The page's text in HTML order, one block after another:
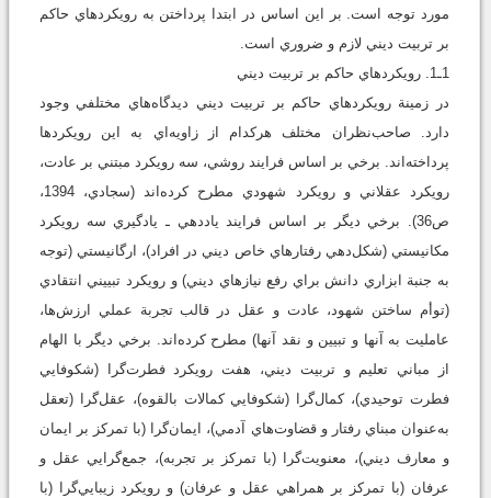
مورد توجه است. بر اين اساس در ابتدا پرداختن به رويکردهاي حاکم
بر تربيت ديني لازم و ضروري است.
1ـ1. رويکردهاي حاکم بر تربيت ديني
در زمينة رويكردهاي حاكم بر تربيت ديني ديدگاه‌هاي مختلفي وجود
دارد. صاحب‌نظران مختلف هرکدام از زاويه‌اي به اين رويکردها
پرداخته‌اند. برخي بر اساس فرايند روشي، سه رويكرد مبتني بر عادت،
رويكرد عقلاني و رويكرد شهودي مطرح کرده‌اند (سجادي، 1394،
ص36). برخي ديگر بر اساس فرايند ياددهي ـ يادگيري سه رويكرد
مكانيستي (شكل‌دهي رفتارهاي خاص ديني در افراد)، ارگانيستي (توجه
به جنبة ابزاري دانش براي رفع نيازهاي ديني) و رويكرد تبييني انتقادي
(توأم ساختن شهود، عادت و عقل در قالب تجربة عملي ارزش‌ها،
عامليت به آنها و تبيين و نقد آنها) مطرح کرده‌اند. برخي ديگر با الهام
از مباني تعليم و تربيت ديني، هفت رويكرد فطرت‌گرا (شكوفايي
فطرت توحيدي)، كمال‌گرا (شكوفايي كمالات بالقوه)، عقل‌گرا (تعقل
به‌عنوان مبناي رفتار و قضاوت‌هاي آدمي)، ايمان‌گرا (با تمركز بر ايمان
و معارف ديني)، معنويت‌گرا (با تمركز بر تجربه)، جمع‌گرايي عقل و
عرفان (با تمركز بر همراهي عقل و عرفان) و رويكرد زيبايي‌گرا (با